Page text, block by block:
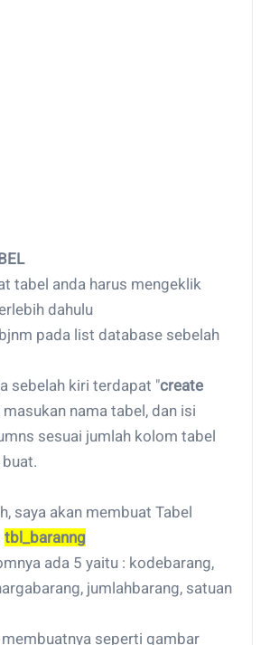
tabel anda harus mengeklik
dahulu
pada list database sebelah
sebelah kiri terdapat "create
masukan nama tabel, dan isi
sesuai jumlah kolom tabel
saya akan membuat Tabel
tbl_baranng
ada 5 yaitu : kodebarang,
jumlahbarang, satuan
seperti gambar